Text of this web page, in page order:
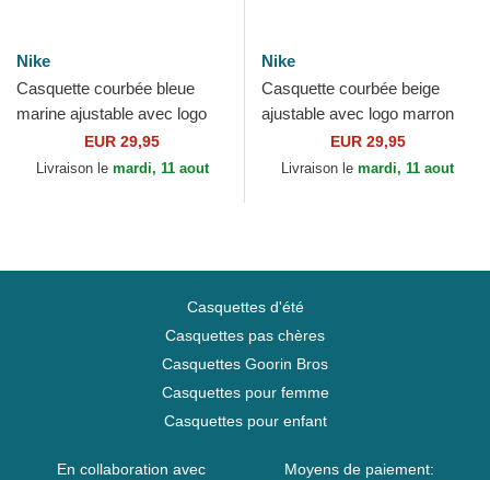
Nike
Casquette courbée bleue
marine ajustable avec logo
beige Fathers Club
Unstructured Organic
EUR 29,95
Livraison le mardi, 11 aout
Nike
Casquette courbée beige
ajustable avec logo marron
Club Structured Uv Poly
Ripstop Chicago White...
EUR 29,95
Livraison le mardi, 11 aout
Casquettes d'été
Casquettes pas chères
Casquettes Goorin Bros
Casquettes pour femme
Casquettes pour enfant
En collaboration avec
Moyens de paiement: